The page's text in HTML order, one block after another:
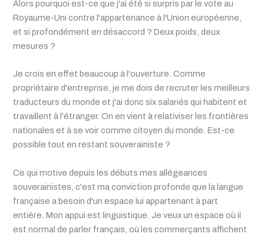
Alors pourquoi est-ce que j'ai été si surpris par le vote au
Royaume-Uni contre l'appartenance à l'Union européenne,
et si profondément en désaccord ? Deux poids, deux
mesures ?
Je crois en effet beaucoup à l'ouverture. Comme
propriétaire d'entreprise, je me dois de recruter les meilleurs
traducteurs du monde et j'ai donc six salariés qui habitent et
travaillent à l'étranger. On en vient à relativiser les frontières
nationales et à se voir comme citoyen du monde. Est-ce
possible tout en restant souverainiste ?
Ce qui motive depuis les débuts mes allégeances
souverainistes, c'est ma conviction profonde que la langue
française a besoin d'un espace lui appartenant à part
entière. Mon appui est linguistique. Je veux un espace où il
est normal de parler français, où les commerçants affichent